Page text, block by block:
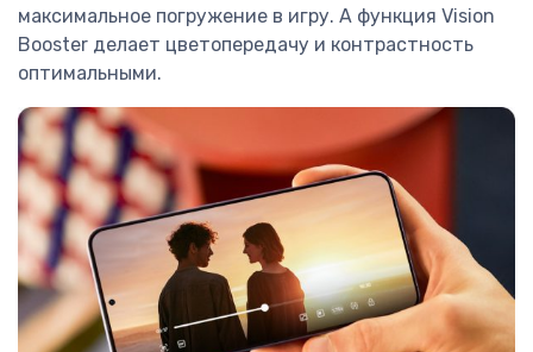
максимальное погружение в игру. А функция Vision
Booster делает цветопередачу и контрастность
оптимальными.